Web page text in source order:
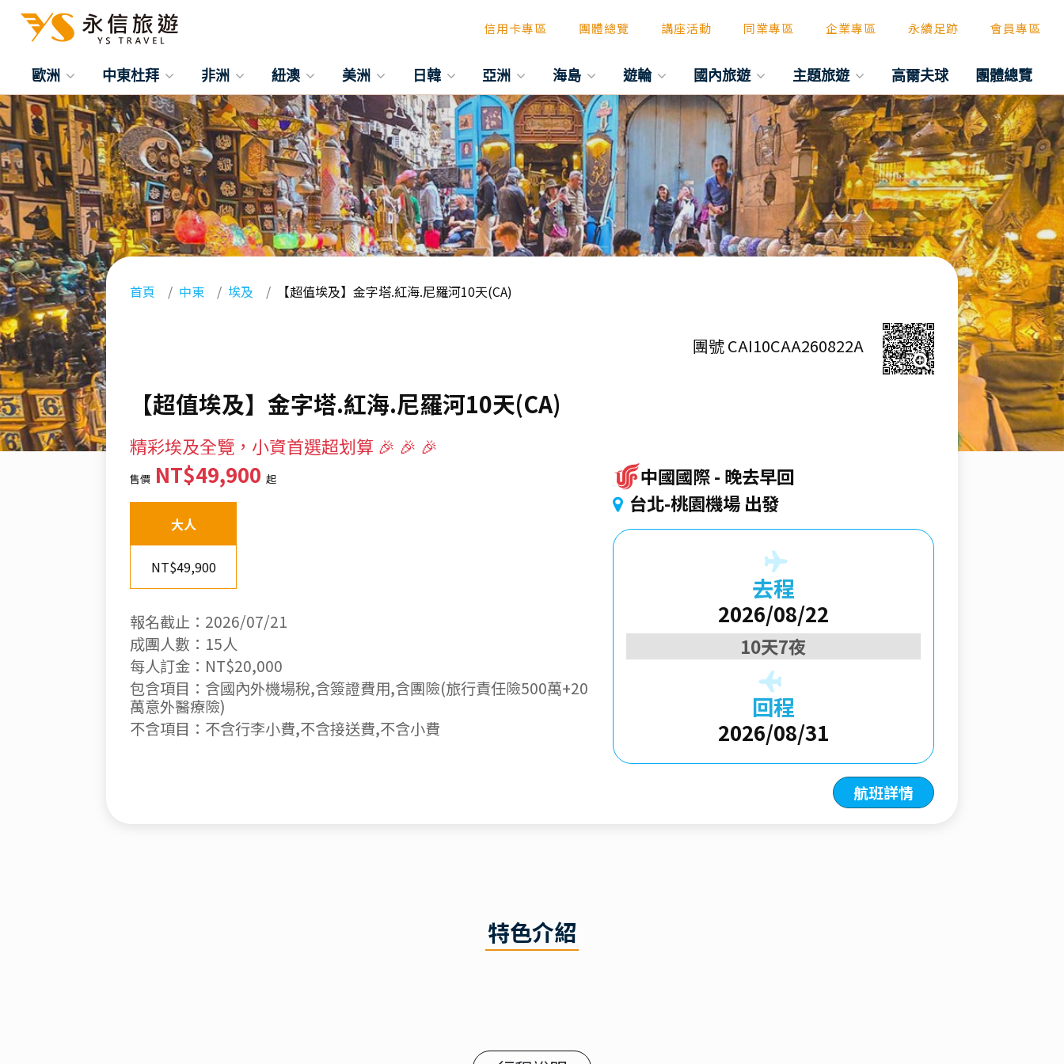
信用卡專區 團體總覽 講座活動 同業專區 企業專區 永續足跡 會員專區
歐洲 中東杜拜 非洲 紐澳 美洲 日韓 亞洲 海島 遊輪 國內旅遊 主題旅遊 高爾夫球 團體總覽
首頁 中東 埃及 【超值埃及】金字塔.紅海.尼羅河10天(CA)
團號 CAI10CAA260822A
【超值埃及】金字塔.紅海.尼羅河10天(CA)
精彩埃及全覽，小資首選超划算 🎉 🎉 🎉
售價 NT$49,900起
大人
NT$49,900
報名截止：2026/07/21
成團人數：15人
每人訂金：NT$20,000
包含項目：含國內外機場稅,含簽證費用,含團險(旅行責任險500萬+20
萬意外醫療險)
不含項目：不含行李小費,不含接送費,不含小費
中國國際 晚去早回
台北-桃園機場 出發
去程
2026/08/22
10天7夜
回程
2026/08/31
航班詳情
特色介紹